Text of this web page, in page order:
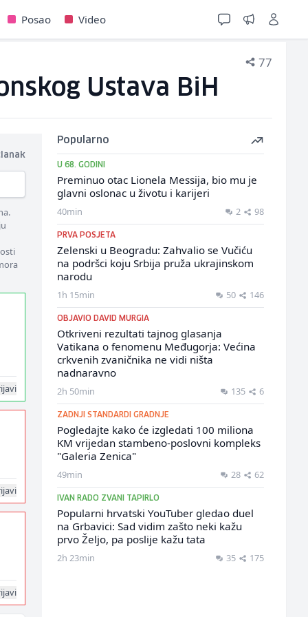
Posao Video
77
Ustava BiH
Popularno
U 68. GODINI
Preminuo otac Lionela Messija, bio mu je
glavni oslonac u životu i karijeri
40min 2 98
PRVA POSJETA
Zelenski u Beogradu: Zahvalio se Vučiću
na podršci koju Srbija pruža ukrajinskom
narodu
1h 15min 50 146
OBJAVIO DAVID MURGIA
Otkriveni rezultati tajnog glasanja
Vatikana o fenomenu Međugorja: Većina
crkvenih zvaničnika ne vidi ništa
nadnaravno
2h 50min 135 6
ZADNJI STANDARDI GRADNJE
Pogledajte kako će izgledati 100 miliona
KM vrijedan stambeno-poslovni kompleks
"Galeria Zenica"
49min 28 62
IVAN RADO ZVANI TAPIRLO
Popularni hrvatski YouTuber gledao duel
na Grbavici: Sad vidim zašto neki kažu
prvo Željo, pa poslije kažu tata
2h 23min 35 175